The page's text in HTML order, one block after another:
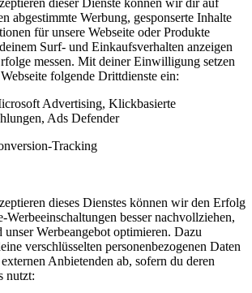
dieser Dienste können wir dir auf
abgestimmte Werbung, gesponserte Inhalte
für unsere Webseite oder Produkte
Surf- und Einkaufsverhalten anzeigen
messen. Mit deiner Einwilligung setzen
folgende Drittdienste ein:
Advertising, Klickbasierte
Ads Defender
Tracking
dieses Dienstes können wir den Erfolg
Werbeeinschaltungen besser nachvollziehen,
unser Werbeangebot optimieren. Dazu
verschlüsselten personenbezogenen Daten
Anbietenden ab, sofern du deren
nutzt: